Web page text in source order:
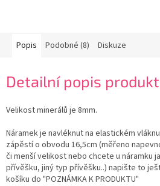
Popis Podobné (8) Diskuze
Detailní popis
Velikost minerálů je 8mm.
Náramek je navléknut na elastickém
zápěstí o obvodu 16,5cm (měřeno
či menší velikost nebo chcete u náramku
přívěšku, jiný typ přívěšku..) napište to
košíku do "POZNÁMKA K PRODUKTU"